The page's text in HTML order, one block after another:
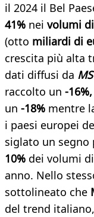
il 2024 il Bel
41% nei volumi
(otto miliardi di
crescita più alta
dati diffusi da
raccolto un -16%,
un -18% mentre
i paesi europei
siglato un segno
10% dei volumi
anno. Nello
sottolineato che
del trend